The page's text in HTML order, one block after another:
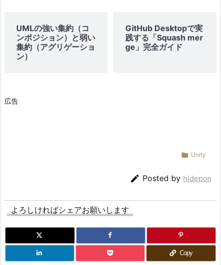
UMLの強い集約（コ
ンポジション）と弱い
集約（アグリゲーショ
ン）
GitHub Desktopで実
践する「Squash mer
ge」完全ガイド
広告
 Unity
 Posted by hidepon
よろしければシェアお願いします
Copy